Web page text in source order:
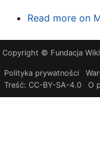
Read more on
Copyright © Fundacja
Polityka prywatności
Treść: CC-BY-SA-4.0
O